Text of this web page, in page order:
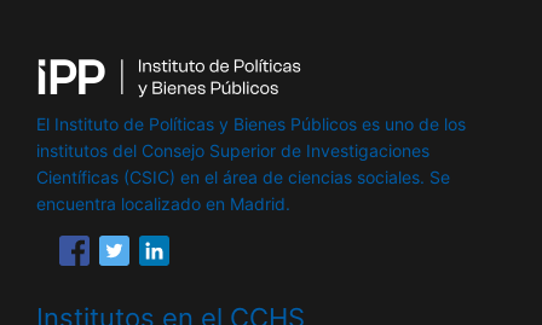
El Instituto de Políticas y Bienes Públicos es uno de los
institutos del Consejo Superior de Investigaciones
Científicas (CSIC) en el área de ciencias sociales. Se
encuentra localizado en Madrid.
Institutos en el CCHS